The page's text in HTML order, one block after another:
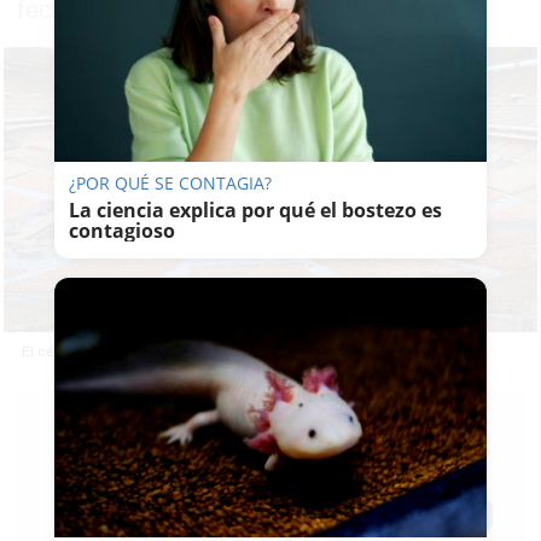
El césped del Estadio de la Cartuja.
PABLO FDEZ.
QUINTANILLA
11/04/2025Actualizado: 11/04/2025 - 19:14
Facebook
X WhatsApp
CopyGuardar
¿POR QUÉ SE CONTAGIA?
La ciencia explica por qué el bostezo es
contagioso